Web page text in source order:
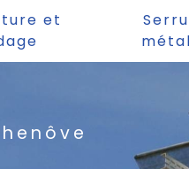
et